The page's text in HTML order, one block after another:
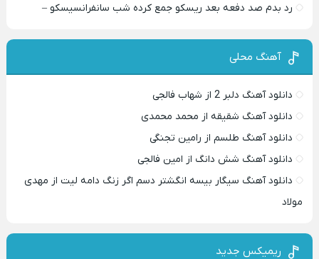
رد بدم صد دفعه بعد ریسکو جمع کرده شب سانفرانسیسکو –
آهنگ محلی
دانلود آهنگ دلبر 2 از شهاب فالجی
دانلود آهنگ شقیقه از محمد محمدی
دانلود آهنگ طلسم از رامین تجنگی
دانلود آهنگ شش دانگ از امین فالجی
دانلود آهنگ سیگار بیسه انگشتر دسم اگر زنگ دامه لیت از مهدی
مولاد
ریمیکس جدید